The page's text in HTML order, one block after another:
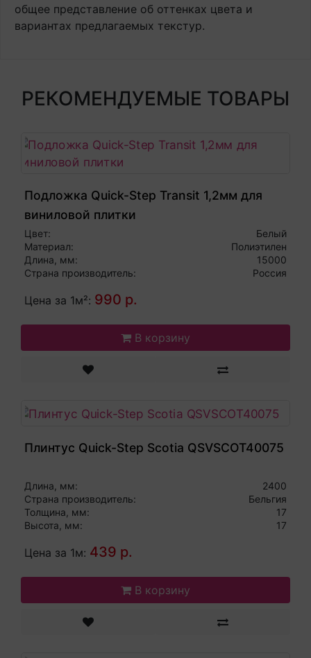
общее представление об оттенках цвета и
вариантах предлагаемых текстур.
РЕКОМЕНДУЕМЫЕ ТОВАРЫ
Подложка Quick-Step Transit 1,2мм для
виниловой плитки
Цвет:
Белый
Материал:
Полиэтилен
Длина, мм:
15000
Страна производитель:
Россия
Цена за 1м²: 990 р.
В корзину
Плинтус Quick-Step Scotia QSVSCOT40075
Длина, мм:
2400
Страна производитель:
Бельгия
Толщина, мм:
17
Высота, мм:
17
Цена за 1м: 439 р.
В корзину